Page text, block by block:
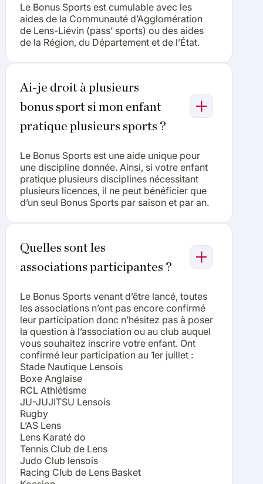
Le Bonus Sports est cumulable avec les
aides de la Communauté d’Agglomération
de Lens-Liévin (pass’ sports) ou des aides
de la Région, du Département et de l’État.
Ai-je droit à plusieurs
bonus sport si mon enfant
pratique plusieurs sports ?
Le Bonus Sports est une aide unique pour
une discipline donnée. Ainsi, si votre enfant
pratique plusieurs disciplines nécessitant
plusieurs licences, il ne peut bénéficier que
d’un seul Bonus Sports par saison et par an.
Quelles sont les
associations participantes ?
Le Bonus Sports venant d’être lancé, toutes
les associations n’ont pas encore confirmé
leur participation donc n’hésitez pas à poser
la question à l’association ou au club auquel
vous souhaitez inscrire votre enfant. Ont
confirmé leur participation au 1er juillet :
Stade Nautique Lensois
Boxe Anglaise
RCL Athlétisme
JU-JUJITSU Lensois
Rugby
L’AS Lens
Lens Karaté do
Tennis Club de Lens
Judo Club lensois
Racing Club de Lens Basket